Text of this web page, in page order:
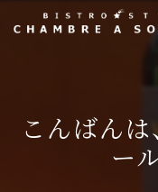
こんばん
ー